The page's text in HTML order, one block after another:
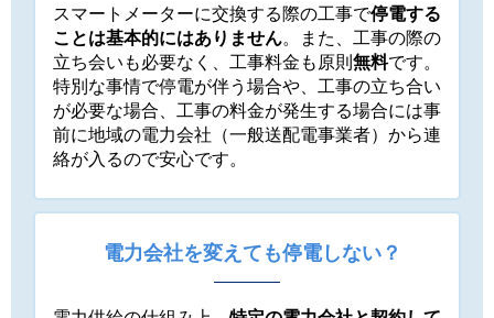
スマートメーターに交換する際の工事で停電する
ことは基本的にはありません。また、工事の際の
立ち会いも必要なく、工事料金も原則無料です。
特別な事情で停電が伴う場合や、工事の立ち合い
が必要な場合、工事の料金が発生する場合には事
前に地域の電力会社（一般送配電事業者）から連
絡が入るので安心です。
電力会社を変えても停電しない？